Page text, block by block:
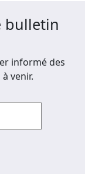
bulletin
informé des
venir.